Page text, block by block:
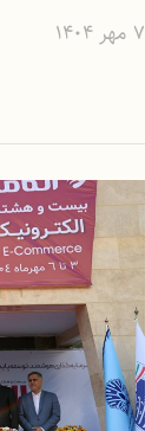
۷ مهر ۱۴۰۴